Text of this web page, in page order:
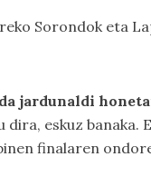
Sorondok eta
jardunaldi
eskuz banaka.
finalaren